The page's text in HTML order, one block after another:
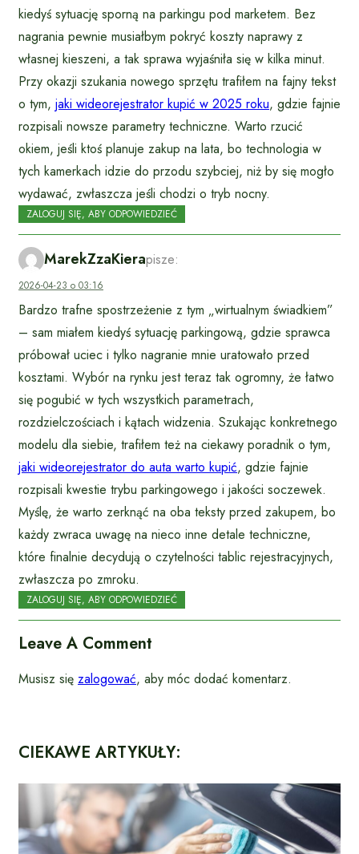
kiedyś sytuację sporną na parkingu pod marketem. Bez
nagrania pewnie musiałbym pokryć koszty naprawy z
własnej kieszeni, a tak sprawa wyjaśniła się w kilka minut.
Przy okazji szukania nowego sprzętu trafiłem na fajny tekst
o tym, jaki wideorejestrator kupić w 2025 roku, gdzie fajnie
rozpisali nowsze parametry techniczne. Warto rzucić
okiem, jeśli ktoś planuje zakup na lata, bo technologia w
tych kamerkach idzie do przodu szybciej, niż by się mogło
wydawać, zwłaszcza jeśli chodzi o tryb nocny.
ZALOGUJ SIĘ, ABY ODPOWIEDZIEĆ
MarekZzaKierapisze:
2026-04-23 o 03:16
Bardzo trafne spostrzeżenie z tym „wirtualnym świadkiem”
– sam miałem kiedyś sytuację parkingową, gdzie sprawca
próbował uciec i tylko nagranie mnie uratowało przed
kosztami. Wybór na rynku jest teraz tak ogromny, że łatwo
się pogubić w tych wszystkich parametrach,
rozdzielczościach i kątach widzenia. Szukając konkretnego
modelu dla siebie, trafiłem też na ciekawy poradnik o tym,
jaki wideorejestrator do auta warto kupić, gdzie fajnie
rozpisali kwestie trybu parkingowego i jakości soczewek.
Myślę, że warto zerknąć na oba teksty przed zakupem, bo
każdy zwraca uwagę na nieco inne detale techniczne,
które finalnie decydują o czytelności tablic rejestracyjnych,
zwłaszcza po zmroku.
ZALOGUJ SIĘ, ABY ODPOWIEDZIEĆ
Leave A Comment
Musisz się zalogować, aby móc dodać komentarz.
CIEKAWE ARTYKUŁY: